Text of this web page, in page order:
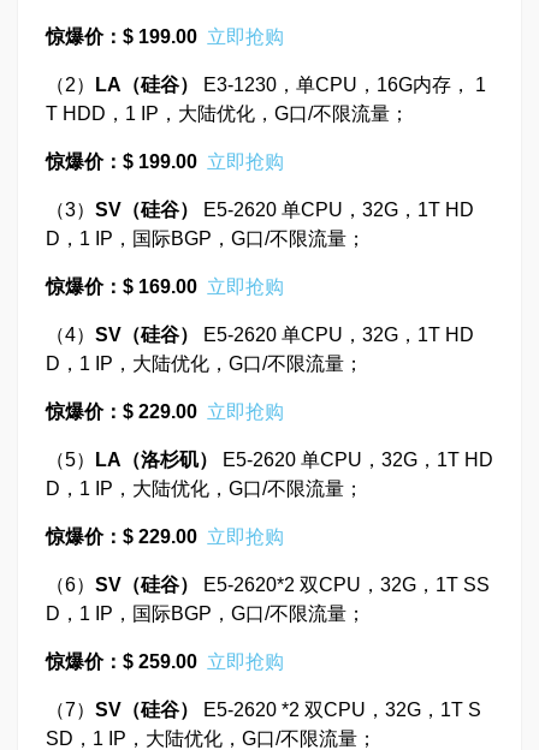
惊爆价：$ 199.00 立即抢购
（2） LA （硅谷）
E3-1230，单CPU，16G内存， 1
T HDD，1 IP，大陆优化，G口/不限流量；
惊爆价：$ 199.00 立即抢购
（3） SV （硅谷）
E5-2620 单CPU，32G，1T HD
D，1 IP，国际BGP，G口/不限流量；
惊爆价：$ 169.00 立即抢购
（4） SV （硅谷）
E5-2620 单CPU，32G，1T HD
D，1 IP，大陆优化，G口/不限流量；
惊爆价：$ 229.00 立即抢购
（5） LA （洛杉矶）
E5-2620 单CPU，32G，1T HD
D，1 IP，大陆优化，G口/不限流量；
惊爆价：$ 229.00 立即抢购
（6） SV （硅谷）
E5-2620*2 双CPU，32G，1T SS
D，1 IP，国际BGP，G口/不限流量；
惊爆价：$ 259.00 立即抢购
（7） SV （硅谷）
E5-2620 *2 双CPU，32G，1T S
SD，1 IP，大陆优化，G口/不限流量；